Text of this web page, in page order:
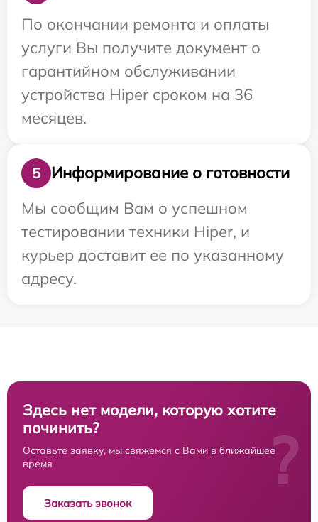
По окончании ремонта и оплаты
услуги Вы получите документ о
гарантийном обслуживании
устройства Hiper сроком на 36
месяцев.
5
Информирование о готовности
Мы сообщим Вам о успешном
тестировании техники Hiper, и
курьер доставит ее по указанному
адресу.
Здесь нет модели, которую хотите
починить?
Оставьте заявку, мы свяжемся с Вами в ближайшее
время
Заказать звонок
?